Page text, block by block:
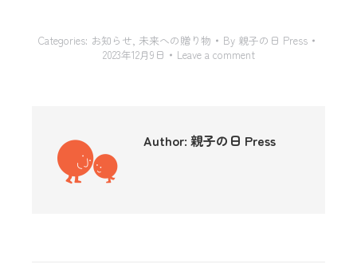
Categories: お知らせ, 未来への贈り物 By 親子の日 Press
2023年12月9日
Leave a comment
Author: 親子の日 Press